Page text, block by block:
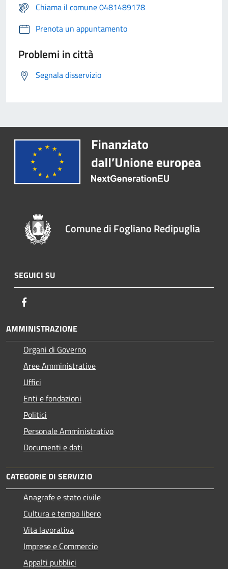
Chiama il comune 0481489178
Prenota un appuntamento
Problemi in città
Segnala disservizio
Comune di Fogliano Redipuglia
SEGUICI SU
AMMINISTRAZIONE
Organi di Governo
Aree Amministrative
Uffici
Enti e fondazioni
Politici
Personale Amministrativo
Documenti e dati
CATEGORIE DI SERVIZIO
Anagrafe e stato civile
Cultura e tempo libero
Vita lavorativa
Imprese e Commercio
Appalti pubblici